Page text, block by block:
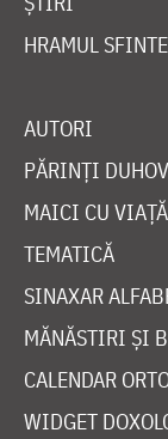
HRAMUL
AUTORI
PĂRINȚI
MAICI CU
TEMATICĂ
SINAXAR
MĂNĂSTIRI ȘI
CALENDAR
WIDGET